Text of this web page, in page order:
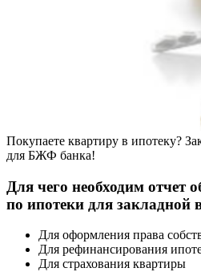
Покупаете квартиру в ипотеку?
для БЖФ банка!
Для чего необходим отчет
по ипотеки для закладной
Для оформления права
Для рефинансирования
Для страхования квартиры